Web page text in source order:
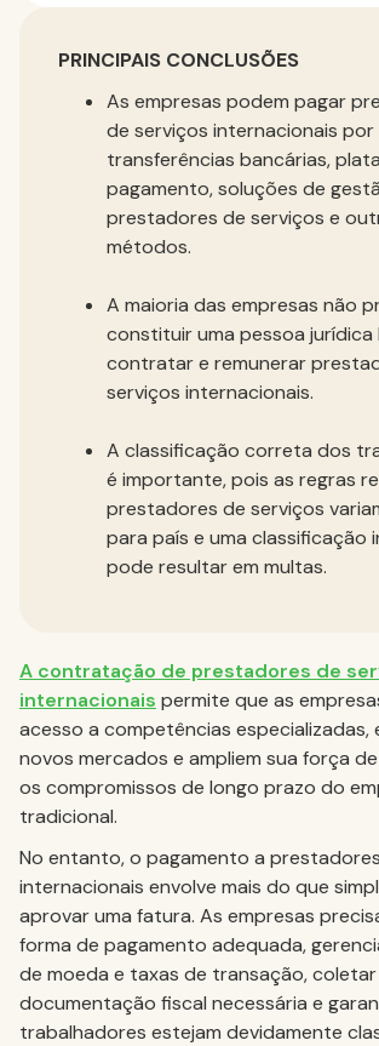
PRINCIPAIS CONCLUSÕES
As empresas podem pagar
de serviços internacionais por
transferências bancárias,
pagamento, soluções de
prestadores de serviços e
métodos.
A maioria das empresas não
constituir uma pessoa jurídica
contratar e remunerar
serviços internacionais.
A classificação correta dos
é importante, pois as regras
prestadores de serviços
para país e uma classificação
pode resultar em multas.
A contratação de prestadores de
internacionais permite que as
acesso a competências especializadas,
novos mercados e ampliem sua força
os compromissos de longo prazo do
tradicional.
No entanto, o pagamento a
internacionais envolve mais do que
aprovar uma fatura. As empresas
forma de pagamento adequada,
de moeda e taxas de transação, coletar
documentação fiscal necessária e
trabalhadores estejam devidamente